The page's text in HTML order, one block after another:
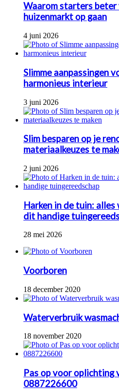
Waarom starters
huizenmarkt op gaan
4 juni 2026
Slimme aanpassingen
harmonieus interieur
3 juni 2026
Slim besparen op je
materiaalkeuzes te
2 juni 2026
Harken in de tuin:
dit handige
28 mei 2026
Voorboren
18 december 2020
Waterverbruik
18 november 2020
Pas op voor oplichting
0887226600